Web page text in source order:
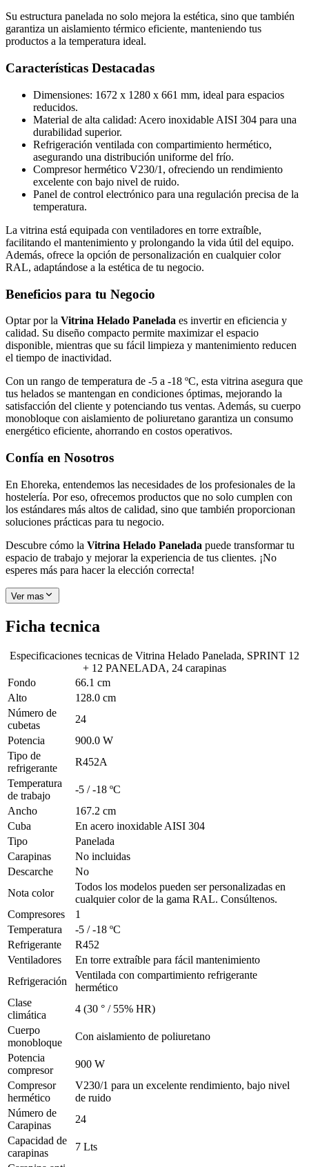
Su estructura panelada no solo mejora la estética, sino que también
garantiza un aislamiento térmico eficiente, manteniendo tus
productos a la temperatura ideal.
Características Destacadas
Dimensiones: 1672 x 1280 x 661 mm, ideal para espacios
reducidos.
Material de alta calidad: Acero inoxidable AISI 304 para una
durabilidad superior.
Refrigeración ventilada con compartimiento hermético,
asegurando una distribución uniforme del frío.
Compresor hermético V230/1, ofreciendo un rendimiento
excelente con bajo nivel de ruido.
Panel de control electrónico para una regulación precisa de la
temperatura.
La vitrina está equipada con ventiladores en torre extraíble,
facilitando el mantenimiento y prolongando la vida útil del equipo.
Además, ofrece la opción de personalización en cualquier color
RAL, adaptándose a la estética de tu negocio.
Beneficios para tu Negocio
Optar por la Vitrina Helado Panelada es invertir en eficiencia y
calidad. Su diseño compacto permite maximizar el espacio
disponible, mientras que su fácil limpieza y mantenimiento reducen
el tiempo de inactividad.
Con un rango de temperatura de -5 a -18 ºC, esta vitrina asegura que
tus helados se mantengan en condiciones óptimas, mejorando la
satisfacción del cliente y potenciando tus ventas. Además, su cuerpo
monobloque con aislamiento de poliuretano garantiza un consumo
energético eficiente, ahorrando en costos operativos.
Confía en Nosotros
En Ehoreka, entendemos las necesidades de los profesionales de la
hostelería. Por eso, ofrecemos productos que no solo cumplen con
los estándares más altos de calidad, sino que también proporcionan
soluciones prácticas para tu negocio.
Descubre cómo la Vitrina Helado Panelada puede transformar tu
espacio de trabajo y mejorar la experiencia de tus clientes. ¡No
esperes más para hacer la elección correcta!
Ver mas
Ficha tecnica
Especificaciones tecnicas de Vitrina Helado Panelada, SPRINT 12
+ 12 PANELADA, 24 carapinas
Fondo
66.1 cm
Alto
128.0 cm
Número de
cubetas
24
Potencia
900.0 W
Tipo de
refrigerante
R452A
Temperatura
de trabajo
-5 / -18 ºC
Ancho
167.2 cm
Cuba
En acero inoxidable AISI 304
Tipo
Panelada
Carapinas
No incluidas
Descarche
No
Nota color
Todos los modelos pueden ser personalizadas en
cualquier color de la gama RAL. Consúltenos.
Compresores
1
Temperatura
-5 / -18 ºC
Refrigerante
R452
Ventiladores
En torre extraíble para fácil mantenimiento
Refrigeración
Ventilada con compartimiento refrigerante
hermético
Clase
climática
4 (30 ° / 55% HR)
Cuerpo
monobloque
Con aislamiento de poliuretano
Potencia
compresor
900 W
Compresor
hermético
V230/1 para un excelente rendimiento, bajo nivel
de ruido
Número de
Carapinas
24
Capacidad de
carapinas
7 Lts